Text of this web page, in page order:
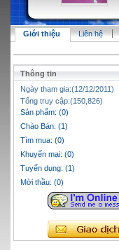
Giới thiệu Liên hệ
Thông tin
Ngày tham gia:(12/12/2011)
Tổng truy cập:(150,826)
Sản phẩm: (0)
Chào Bán: (1)
Tìm mua: (0)
Khuyến mại: (0)
Tuyển dụng: (1)
Mời thầu: (0)